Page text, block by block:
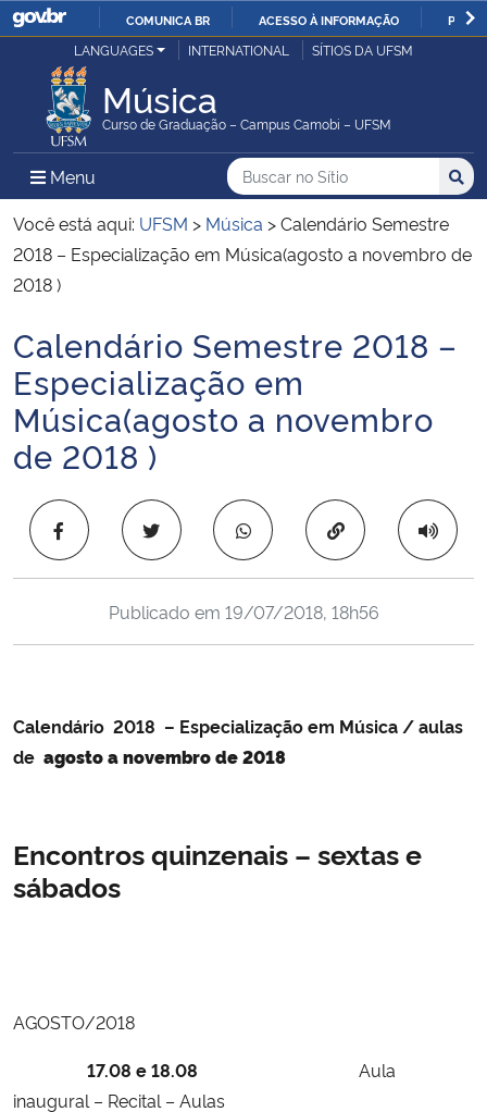
IR
COMUNICA BR ACESSO À INFORMAÇÃO
Ministério da Justiça e Segurança Pública
Ministério da Defesa
Ministério das Relações Exteriores
Ministério da Economia
Ministério da Infraestrutura
Ministério da Agricultura, Pecuária e Abastecimento
Ministério da Educação
Ministério da Cidadania
Ministério da Saúde
Ministério de Minas e Energia
Ministério do Meio Ambiente
Ministério do Desenvolvimento Regional
Secretaria-Geral
Secretaria de Governo
LANGUAGES INTERNATIONAL SÍTIOS DA UFSM
Música
Curso de Graduação – Campus Camobi – UFSM
Menu Menu Principal do Sítio
Busca
Buscar no no Sítio
Busca:
Você está aqui: UFSM > Música >Calendário Semestre
2018 – Especialização em Música(agosto a novembro de
2018 )
Início do conteúdo
Calendário Semestre 2018 –
Especialização em
Música(agosto a novembro
de 2018 )
Copiar para área
Publicado em 19/07/2018, 18h56
Calendário 2018 – Especialização em Música / aulas
de agosto a novembro de 2018
Encontros quinzenais – sextas e
sábados
AGOSTO/2018
17.08 e 18.08
Aula
inaugural – Recital – Aulas